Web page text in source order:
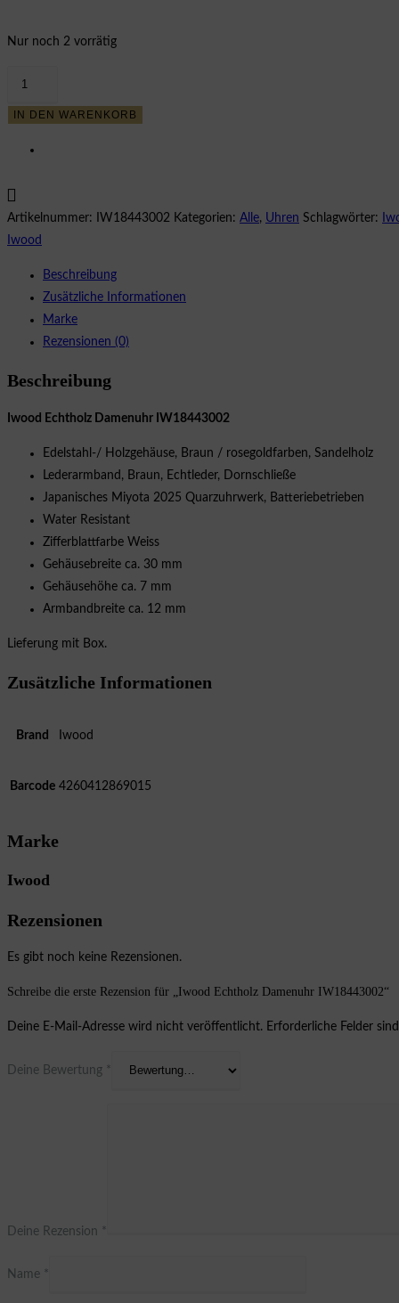
Nur noch 2 vorrätig
Damenuhr
IN DEN WARENKORB
Artikelnummer: IW18443002 Kategorien: Alle, Uhren Schlagwörter:
Iwood
Beschreibung
Zusätzliche Informationen
Marke
Rezensionen (0)
Beschreibung
Iwood Echtholz Damenuhr IW18443002
Edelstahl-/ Holzgehäuse, Braun / rosegoldfarben, Sandelholz
Lederarmband, Braun, Echtleder, Dornschließe
Japanisches Miyota 2025 Quarzuhrwerk, Batteriebetrieben
Water Resistant
Zifferblattfarbe Weiss
Gehäusebreite ca. 30 mm
Gehäusehöhe ca. 7 mm
Armbandbreite ca. 12 mm
Lieferung mit Box.
Zusätzliche Informationen
Brand Iwood
Barcode 4260412869015
Marke
Iwood
Rezensionen
Es gibt noch keine Rezensionen.
Schreibe die erste Rezension für „Iwood Echtholz Damenuhr IW18443002“
Deine E-Mail-Adresse wird nicht veröffentlicht. Erforderliche Felder
Deine Bewertung *
Deine Rezension *
Name *